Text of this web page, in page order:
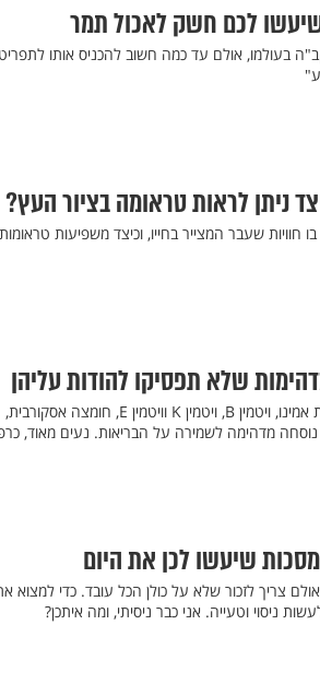
בעולמו, אולם עד כמה חשוב להכניס אותו
ניתן לראות טראומה בציור העץ?
שעבר המצייר בחייו, וכיצד משפיעות טראומות
עתיר בחומרים נפלאים כמו קרוטן, חומצה ניקוטינית, חומצות אמינו, ויטמין B, ויטמין K וויטמין E, חומצה אסקורבית,
נוסחה מדהימה לשמירה על הבריאות. נעים מאוד,
שיעשו לכן את היום
צריך לזכור שלא על כולן הכל עובד. כדי למצוא
ניסוי וטעייה. אני כבר ניסיתי, ומה איתכן?